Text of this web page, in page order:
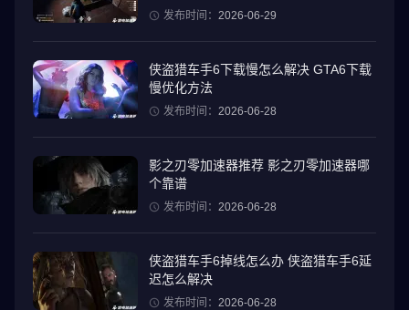
发布时间： 2026-06-29
侠盗猎车手6下载慢怎么解决 GTA6下载
慢优化方法
发布时间： 2026-06-28
影之刃零加速器推荐 影之刃零加速器哪
个靠谱
发布时间： 2026-06-28
侠盗猎车手6掉线怎么办 侠盗猎车手6延
迟怎么解决
发布时间： 2026-06-28